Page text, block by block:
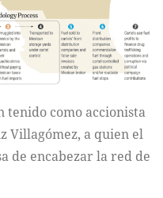
tenido como accionista
Villagómez, a quien el
de encabezar la red de